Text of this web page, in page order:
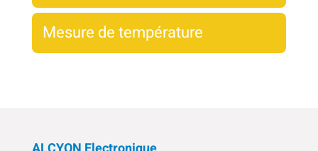
Mesure de température